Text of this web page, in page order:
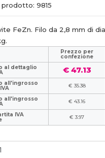
9815
FeZn. Filo da 2,8 mm di
Prezzo per
confezione
al dettaglio
€ 47.13
all'ingrosso
€ 35.38
all'ingrosso
€ 43.16
IVA
€ 3.97